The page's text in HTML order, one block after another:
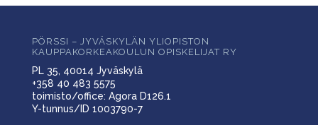
PÖRSSI – JYVÄSKYLÄN YLIOPISTON
KAUPPAKORKEAKOULUN OPISKELIJAT RY
PL 35, 40014 Jyväskylä
+358 40 483 5575
toimisto/office: Agora D126.1
Y-tunnus/ID 1003790-7